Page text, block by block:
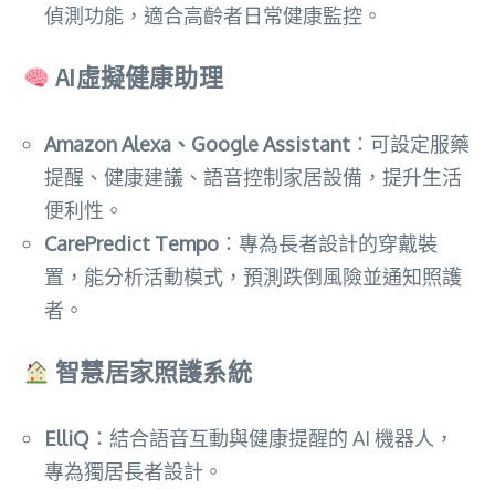
偵測功能，適合高齡者日常健康監控。
AI虛擬健康助理
Amazon Alexa、Google Assistant ：可設定服藥
提醒、健康建議、語音控制家居設備，提升生活
便利性。
CarePredict Tempo ：專為長者設計的穿戴裝
置，能分析活動模式，預測跌倒風險並通知照護
者。
智慧居家照護系統
ElliQ ：結合語音互動與健康提醒的 AI 機器人，
專為獨居長者設計。